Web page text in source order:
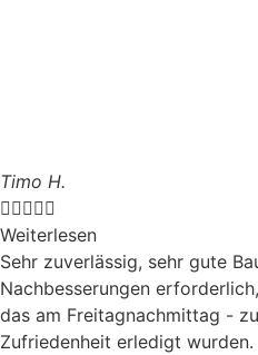
Timo H.

Weiterlesen
Sehr zuverlässig, sehr gute
Nachbesserungen
das am Freitagnachmittag -
Zufriedenheit erledigt